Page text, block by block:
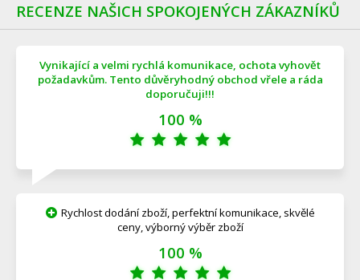
RECENZE NAŠICH SPOKOJENÝCH ZÁKAZNÍKŮ
Vynikající a velmi rychlá komunikace, ochota vyhovět
požadavkům. Tento důvěryhodný obchod vřele a ráda
doporučuji!!!
100 %
Rychlost dodání zboží, perfektní komunikace, skvělé
ceny, výborný výběr zboží
100 %